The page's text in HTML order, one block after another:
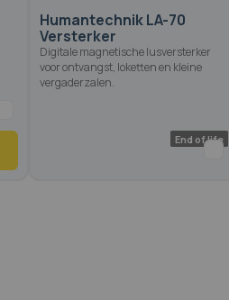
Humantechnik LA-70
Versterker
Digitale magnetische lusversterker
voor ontvangst, loketten en kleine
vergaderzalen.